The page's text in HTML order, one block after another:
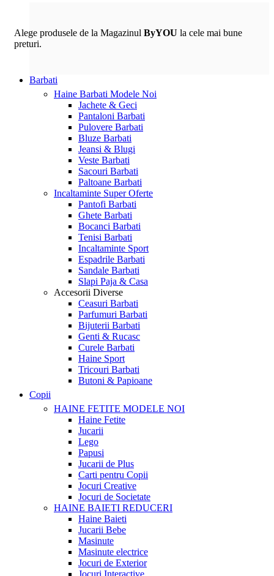
Alege produsele de la Magazinul ByYOU la cele mai bune
preturi.
Barbati
Haine Barbati Modele Noi
Jachete & Geci
Pantaloni Barbati
Pulovere Barbati
Bluze Barbati
Jeansi & Blugi
Veste Barbati
Sacouri Barbati
Paltoane Barbati
Incaltaminte Super Oferte
Pantofi Barbati
Ghete Barbati
Bocanci Barbati
Tenisi Barbati
Incaltaminte Sport
Espadrile Barbati
Sandale Barbati
Slapi Paja & Casa
Accesorii Diverse
Ceasuri Barbati
Parfumuri Barbati
Bijuterii Barbati
Genti & Rucasc
Curele Barbati
Haine Sport
Tricouri Barbati
Butoni & Papioane
Copii
HAINE FETITE MODELE NOI
Haine Fetite
Jucarii
Lego
Papusi
Jucarii de Plus
Carti pentru Copii
Jocuri Creative
Jocuri de Societate
HAINE BAIETI REDUCERI
Haine Baieti
Jucarii Bebe
Masinute
Masinute electrice
Jocuri de Exterior
Jocuri Interactive